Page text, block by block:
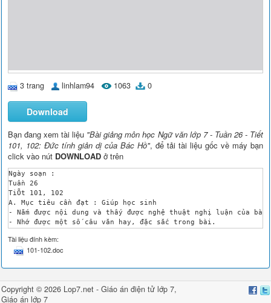
3 trang linhlam94 1063 0
Download
Bạn đang xem tài liệu "Bài giảng môn học Ngữ văn lớp 7 - Tuần 26 - Tiết
101, 102: Đức tính giản dị của Bác Hồ", để tải tài liệu gốc về máy bạn
click vào nút DOWNLOAD ở trên
Ngày soạn :
Tuần 26
TiÕt 101, 102
A. Mục tiêu cần đạt : Giúp học sinh
- Nắm được nội dung và thấy được nghệ thuật nghị luận của
- Nhớ được một số câu văn hay, đặc sắc trong bài.
B. Chuẩn bị của giáo viên và học sinh
à GV: SGK, STK, gi¸o ¸n.
à HS: ChuÈn bÞ bµi tr­íc ë nhµ, tr¶ lêi c©u hái SGK.
* Kiểm tra bài cũ:
1. Tại sao nói Tiếng Việt là một thứ tiếng đẹp, một thứ tiếng
2. Sự giàu có và phong phú của Tiếng Việt được thể hiện ở đâu?
Hoạt động của thầy
Tài liệu đính kèm:
101-102.doc
Copyright © 2026 Lop7.net -Giáo án điện tử lớp 7,
Giáo án lớp 7